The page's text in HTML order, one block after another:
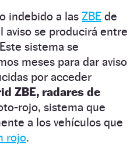
indebido a las ZBE de
aviso se producirá entre
sistema se
meses para dar aviso
por acceder
ZBE, radares de
rojo, sistema que
a los vehículos que
rojo.